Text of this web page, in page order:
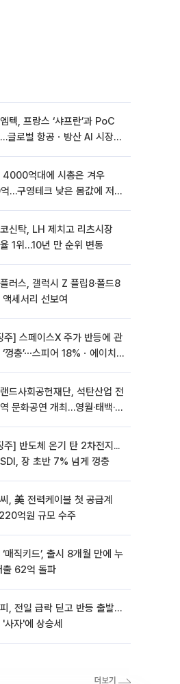
텍, 프랑스 ‘샤프란’과 PoC
글로벌 항공ㆍ방산 AI 시장
4000억대에 시총은 겨우
…구영테크 낮은 몸값에 저가
신탁, LH 제치고 리츠시장
1위…10년 만 순위 변동
러스, 갤럭시 Z 플립8·폴드8
액세서리 선보여
주] 스페이스X 주가 반등에 관
‘껑충’⋯스피어 18%ㆍ에이치
드사회공헌재단, 석탄산업 전
문화공연 개최…영월·태백·삼
주] 반도체 온기 탄 2차전지...
장 초반 7% 넘게 껑충
, 美 전력케이블 첫 공급계
억원 규모 수주
매직키드’, 출시 8개월 만에 누
출 62억 돌파
, 전일 급락 딛고 반등 출발…
사자'에 상승세